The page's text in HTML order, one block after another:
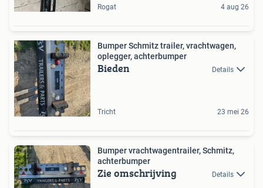
Rogat 4 aug 26
Bumper Schmitz trailer, vrachtwagen,
oplegger, achterbumper
Bieden Details
Tricht 23 mei 26
Bumper vrachtwagentrailer, Schmitz,
achterbumper
Zie omschrijving Details